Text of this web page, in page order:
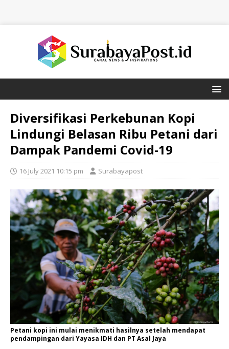
Diversifikasi Perkebunan Kopi
Lindungi Belasan Ribu Petani dari
Dampak Pandemi Covid-19
16 July 2021 10:15 pm Surabayapost
Petani kopi ini mulai menikmati hasilnya setelah mendapat
pendampingan dari Yayasa IDH dan PT Asal Jaya